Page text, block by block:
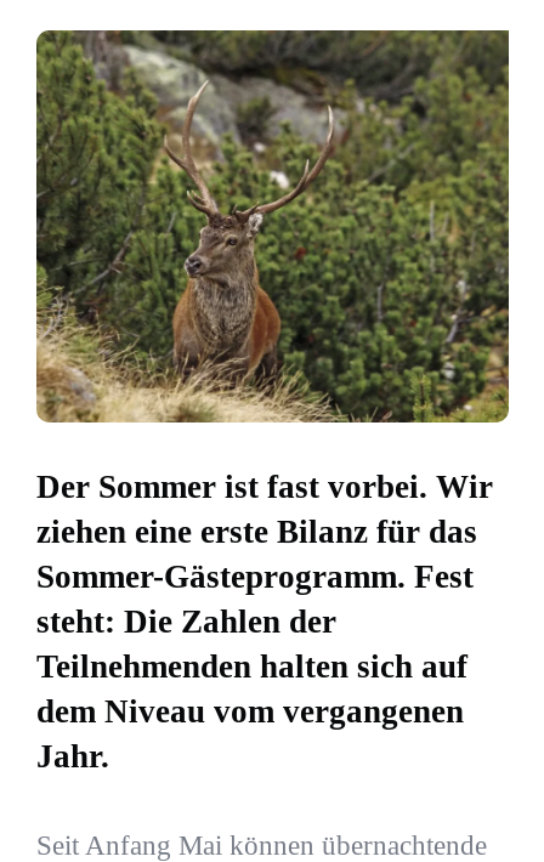
Der Sommer ist fast vorbei. Wir
ziehen eine erste Bilanz für das
Sommer-Gästeprogramm. Fest
steht: Die Zahlen der
Teilnehmenden halten sich auf
dem Niveau vom vergangenen
Jahr.
Seit Anfang Mai können übernachtende